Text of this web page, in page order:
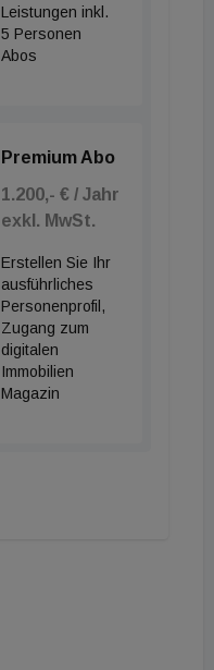
Leistungen inkl.
5 Personen
Abos
Premium Abo
1.200,- € / Jahr
exkl. MwSt.
Erstellen Sie Ihr
ausführliches
Personenprofil,
Zugang zum
digitalen
Immobilien
Magazin